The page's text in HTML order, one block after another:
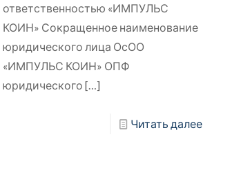
ответственностью «ИМПУЛЬС
КОИН» Сокращенное наименование
юридического лица ОсОО
«ИМПУЛЬС КОИН» ОПФ
юридического […]
Читать далее